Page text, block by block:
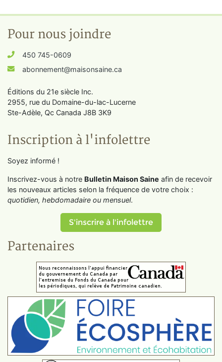
Pour nous joindre
450 745-0609
abonnement@maisonsaine.ca
Éditions du 21e siècle Inc.
2955, rue du Domaine-du-lac-Lucerne
Ste-Adèle, Qc Canada J8B 3K9
Inscription à l'infolettre
Soyez informé !
Inscrivez-vous à notre Bulletin Maison Saine afin de recevoir
les nouveaux articles selon la fréquence de votre choix :
quotidien, hebdomadaire ou mensuel.
S'inscrire à l'infolettre
Partenaires